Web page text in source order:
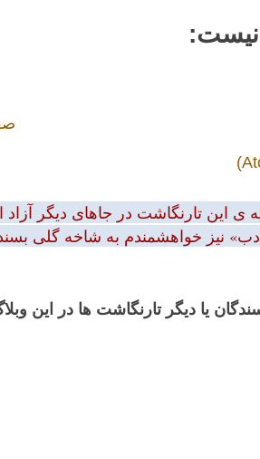
ی این تارنگاشت در جاهای دیگر
نیز خواهشمندم به شاخه گلی
یا دیگر تارنگاشت ها در این